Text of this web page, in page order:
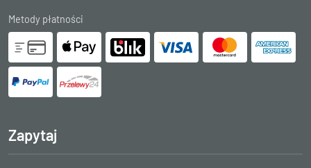
Metody płatności
Zapytaj